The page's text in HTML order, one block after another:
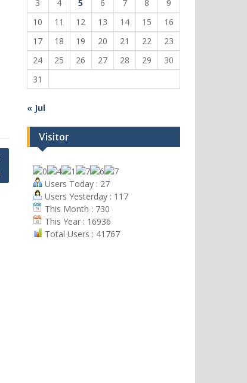
3
4 5 6 7 8
9
10
11 12 13 14 15
16
17
18 19 20 21 22
23
24
25 26 27 28 29
30
31
« Jul
Visitor
Users Today : 27
Users Yesterday : 117
This Month : 730
This Year : 16936
Total Users : 41767